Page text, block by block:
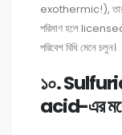
exothermic!),
পরিমাণ হলে
পরিবেশ বিধি মেনে চলুন।
১০.
acid-এর